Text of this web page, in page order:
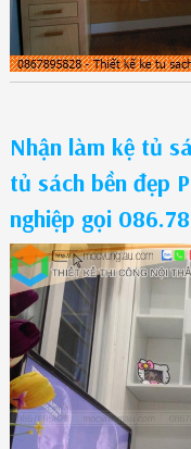
Nhận làm kệ tủ
tủ sách bền đẹp
nghiệp gọi